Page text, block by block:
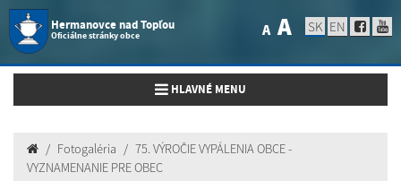
Hermanovce nad Topľou
Oficiálne stránky obce A A SK EN
Toggle navigation
HLAVNÉ MENU
Fotogaléria
75. VÝROČIE VYPÁLENIA OBCE -
VYZNAMENANIE PRE OBEC